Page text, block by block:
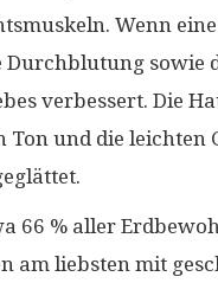
Wenn
sowie
verbessert. Die
Ton und die leichten
66 % aller
am liebsten mit